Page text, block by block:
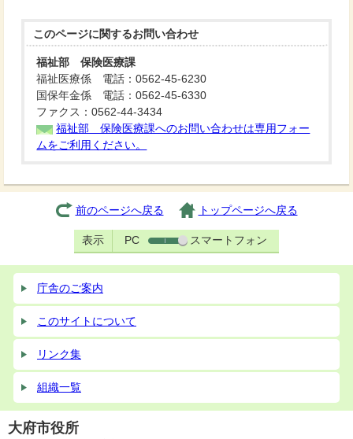
このページに関するお問い合わせ
福祉部 保険医療課
福祉医療係 電話：0562-45-6230
国保年金係 電話：0562-45-6330
ファクス：0562-44-3434
福祉部 保険医療課へのお問い合わせは専用フォー
ムをご利用ください。
前のページへ戻る トップページへ戻る
表示 PC スマートフォン
庁舎のご案内
このサイトについて
リンク集
組織一覧
大府市役所